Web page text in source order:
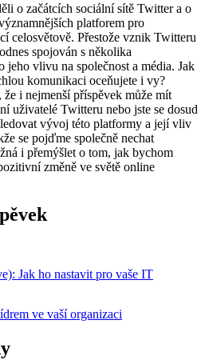
o začátcích sociální sítě Twitter a o
platforem pro
celosvětově. Přestože vznik Twitteru
spojován s několika
jeho vlivu na společnost a média. Jak
komunikaci oceňujete i vy?
i nejmenší příspěvek může mít
uživatelé Twitteru nebo jste se dosud
vývoj této platformy a její vliv
se pojďme společně nechat
i přemýšlet o tom, jak bychom
změně ve světě online
Jak ho nastavit pro vaše IT
ve vaší organizaci